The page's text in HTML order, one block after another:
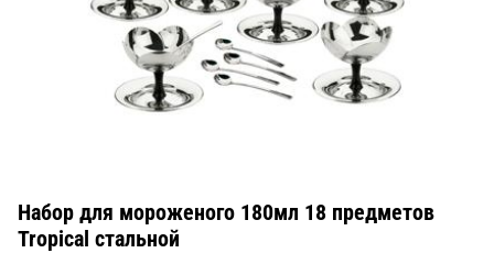
Набор для мороженого 180мл 18 предметов
Tropical стальной